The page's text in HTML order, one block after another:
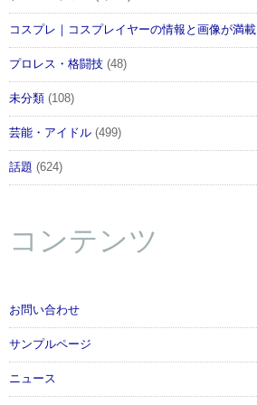
コスプレ｜コスプレイヤーの情報と画像が満載
プロレス・格闘技 (48)
未分類 (108)
芸能・アイドル (499)
話題 (624)
コンテンツ
お問い合わせ
サンプルページ
ニュース